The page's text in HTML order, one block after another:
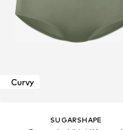
Curvy
SUGARSHAPE